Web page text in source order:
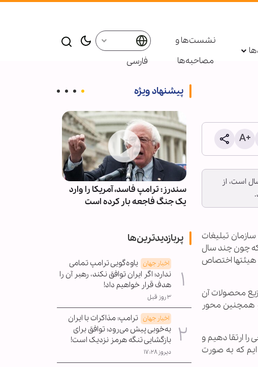
نشست‌ها و
مصاحبه‌ها
فارسی
است، از
تبلیغات
پیش بینی شده است که چون چند سال
هیئتها اختصاص
محصولات آن
همچنین محور
را ارتقا دهیم و
ایم که به صورت
پیشنهاد ویژه
اعلام
سندرز: ترامپ فاسد، آمریکا را وارد
یک جنگ فاجعه بار کرده است
پربازدیدترین‌ها
اخبار جهان یاوه‌گویی ترامپ تمامی
ندارد؛ اگر ایران توافق نکند، رهبر آن را
هدف قرار خواهیم داد!
۳ روز قبل
اخبار جهان ترامپ: مذاکرات با ایران
به‌خوبی پیش می‌رود؛ توافق برای
بازگشایی تنگه هرمز نزدیک است!
دیروز ۱۷:۲۸